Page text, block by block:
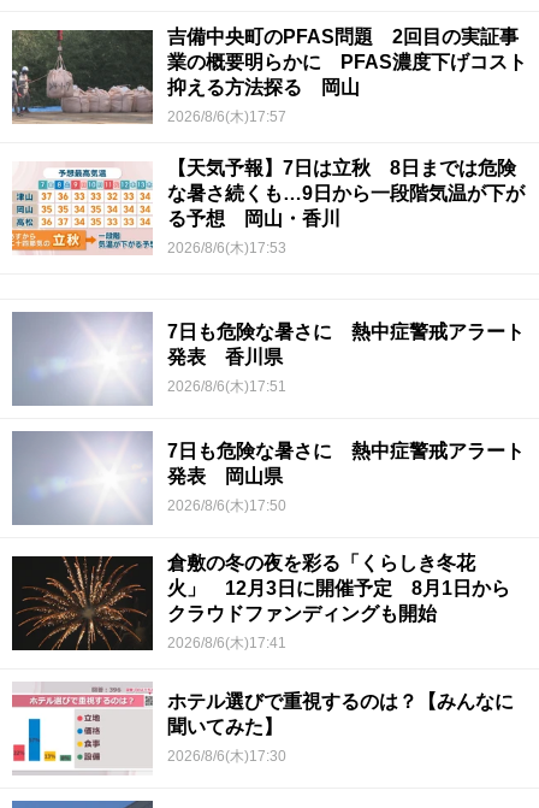
吉備中央町のPFAS問題 2回目の実証事
業の概要明らかに PFAS濃度下げコスト
抑える方法探る 岡山
2026/8/6(木)17:57
【天気予報】7日は立秋 8日までは危険
な暑さ続くも…9日から一段階気温が下が
る予想 岡山・香川
2026/8/6(木)17:53
7日も危険な暑さに 熱中症警戒アラート
発表 香川県
2026/8/6(木)17:51
7日も危険な暑さに 熱中症警戒アラート
発表 岡山県
2026/8/6(木)17:50
倉敷の冬の夜を彩る「くらしき冬花
火」 12月3日に開催予定 8月1日から
クラウドファンディングも開始
2026/8/6(木)17:41
ホテル選びで重視するのは？【みんなに
聞いてみた】
2026/8/6(木)17:30